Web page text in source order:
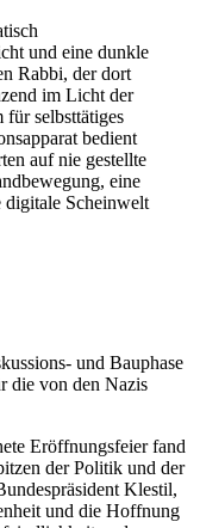
und eine dunkle
Rabbi, der dort
im Licht der
selbsttätiges
bedient
auf nie gestellte
eine
digitale Scheinwelt
und Bauphase
die von den Nazis
Eröffnungsfeier fand
der Politik und der
Klestil,
und die Hoffnung